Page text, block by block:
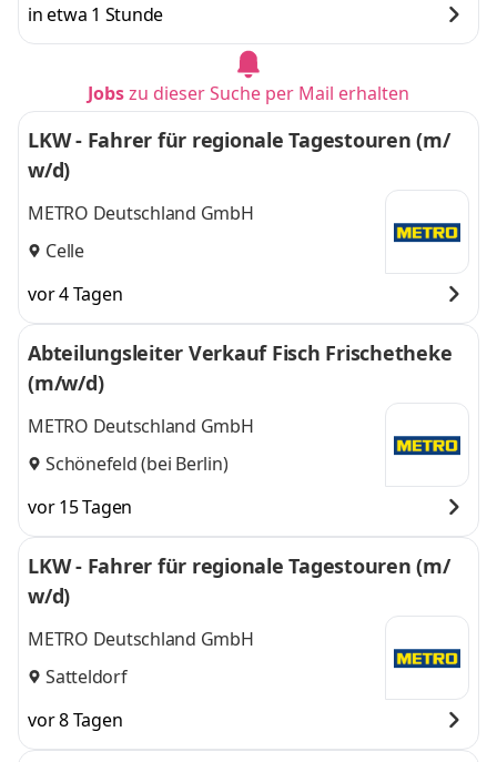
in etwa 1 Stunde
Jobszu dieser Suche per Mail erhalten
LKW - Fahrer für regionale Tagestouren (m/
w/d)
METRO Deutschland GmbH
Celle
vor 4 Tagen
Abteilungsleiter Verkauf Fisch Frischetheke
(m/w/d)
METRO Deutschland GmbH
Schönefeld (bei Berlin)
vor 15 Tagen
LKW - Fahrer für regionale Tagestouren (m/
w/d)
METRO Deutschland GmbH
Satteldorf
vor 8 Tagen